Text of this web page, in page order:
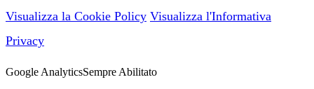
Visualizza la Cookie Policy Visualizza l'Informativa
Privacy
Google AnalyticsSempre Abilitato